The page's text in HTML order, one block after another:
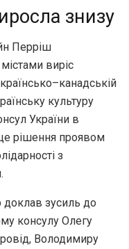
знизу
Перріш
виріс
–канадській
культуру
України в
рішення проявом
з
.
доклав зусиль до
консулу Олегу
, Володимиру